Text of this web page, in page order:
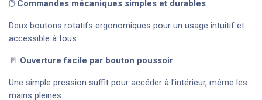
🖱️ Commandes mécaniques simples et durables
Deux boutons rotatifs ergonomiques pour un usage intuitif et
accessible à tous.
🚪 Ouverture facile par bouton poussoir
Une simple pression suffit pour accéder à l'intérieur, même les
mains pleines.